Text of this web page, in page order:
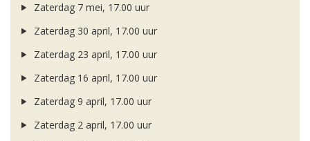
Zaterdag 7 mei, 17.00 uur
Zaterdag 30 april, 17.00 uur
Zaterdag 23 april, 17.00 uur
Zaterdag 16 april, 17.00 uur
Zaterdag 9 april, 17.00 uur
Zaterdag 2 april, 17.00 uur